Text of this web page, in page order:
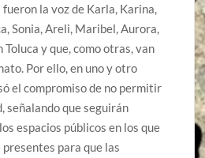
la voz de Karla, Karina,
Sonia, Areli, Maribel, Aurora,
Toluca y que, como otras, van
Por ello, en uno y otro
el compromiso de no permitir
señalando que seguirán
espacios públicos en los que
para que las